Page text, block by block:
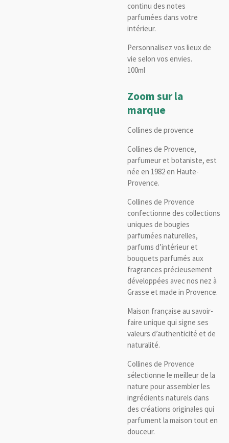
continu des notes
parfumées dans votre
intérieur.
Personnalisez vos lieux de
vie selon vos envies.
100ml
Zoom sur la
marque
Collines de provence
Collines de Provence,
parfumeur et botaniste, est
née en 1982 en Haute-
Provence.
Collines de Provence
confectionne des collections
uniques de bougies
parfumées naturelles,
parfums d’intérieur et
bouquets parfumés aux
fragrances précieusement
développées avec nos nez à
Grasse et made in Provence.
Maison française au savoir-
faire unique qui signe ses
valeurs d’authenticité et de
naturalité.
Collines de Provence
sélectionne le meilleur de la
nature pour assembler les
ingrédients naturels dans
des créations originales qui
parfument la maison tout en
douceur.